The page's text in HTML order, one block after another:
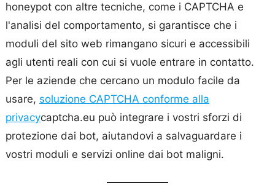
honeypot con altre tecniche, come i CAPTCHA e
l'analisi del comportamento, si garantisce che i
moduli del sito web rimangano sicuri e accessibili
agli utenti reali con cui si vuole entrare in contatto.
Per le aziende che cercano un modulo facile da
usare, soluzione CAPTCHA conforme alla
privacycaptcha.eu può integrare i vostri sforzi di
protezione dai bot, aiutandovi a salvaguardare i
vostri moduli e servizi online dai bot maligni.